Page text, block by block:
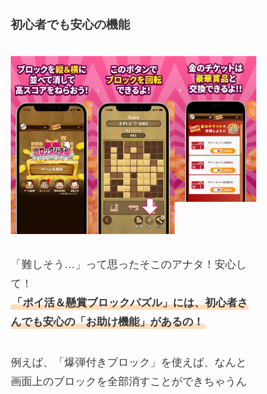
初心者でも安心の機能
「難しそう…」って思ったそこのアナタ！安心し
て！
「ポイ活＆懸賞ブロックパズル」には、初心者さ
んでも安心の「お助け機能」があるの！
例えば、「爆弾付きブロック」を使えば、なんと
画面上のブロックを全部消すことができちゃうん